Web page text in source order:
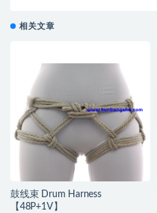
相关文章
鼓线束 Drum Harness
【48P+1V】